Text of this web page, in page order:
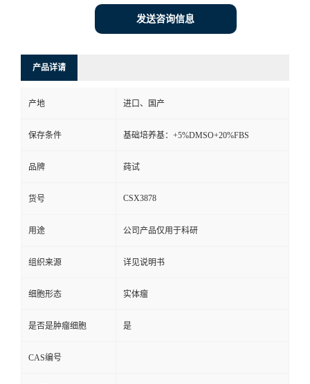
发送咨询信息
产品详请
产地 进口、国产
保存条件 基础培养基：+5%DMSO+20%FBS
品牌 莼试
货号 CSX3878
用途 公司产品仅用于科研
组织来源 详见说明书
细胞形态 实体瘤
是否是肿瘤细胞 是
CAS编号